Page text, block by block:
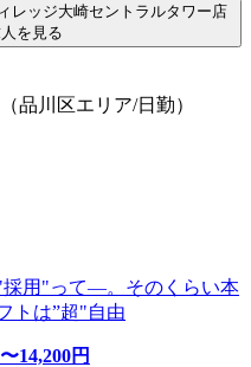
レッジ大崎セントラルタワー店
を見る
品川区エリア/日勤）
採用"って―。そのくらい本
トは”超"自由
14,200円